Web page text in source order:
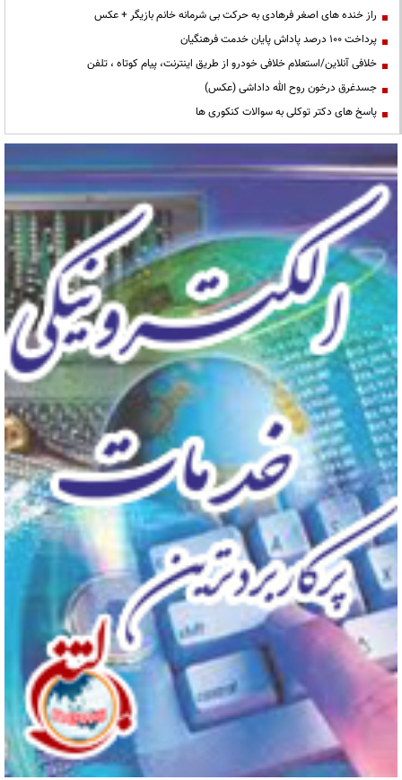
راز خنده های اصغر فرهادی به حرکت بی شرمانه خانم بازیگر + عکس
پرداخت ۱۰۰ درصد پاداش پایان خدمت فرهنگیان
خلافی آنلاین/استعلام خلافی خودرو از طریق اینترنت، پیام کوتاه ، تلفن
جسدغرق درخون روح الله داداشی (عکس)
پاسخ های دکتر توکلی به سوالات کنکوری ها